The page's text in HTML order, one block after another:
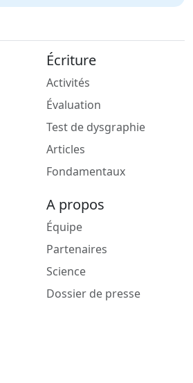
Écriture
Activités
Évaluation
Test de dysgraphie
Articles
Fondamentaux
A propos
Équipe
Partenaires
Science
Dossier de presse